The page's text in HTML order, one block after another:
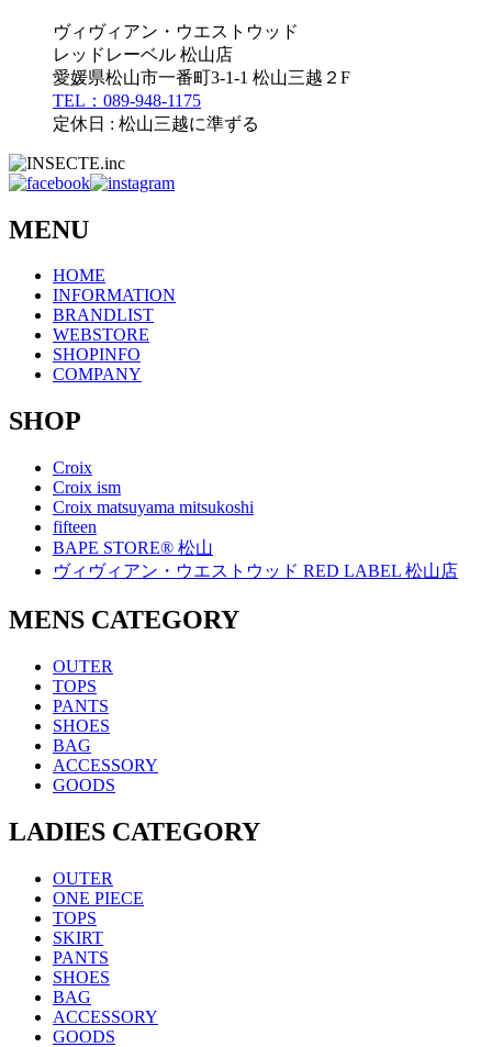
ヴィヴィアン・ウエストウッド
レッドレーベル 松山店
愛媛県松山市一番町3-1-1 松山三越２F
TEL：089-948-1175
定休日 : 松山三越に準ずる
MENU
HOME
INFORMATION
BRANDLIST
WEBSTORE
SHOPINFO
COMPANY
SHOP
Croix
Croix ism
Croix matsuyama mitsukoshi
fifteen
BAPE STORE® 松山
ヴィヴィアン・ウエストウッド RED LABEL 松山店
MENS CATEGORY
OUTER
TOPS
PANTS
SHOES
BAG
ACCESSORY
GOODS
LADIES CATEGORY
OUTER
ONE PIECE
TOPS
SKIRT
PANTS
SHOES
BAG
ACCESSORY
GOODS